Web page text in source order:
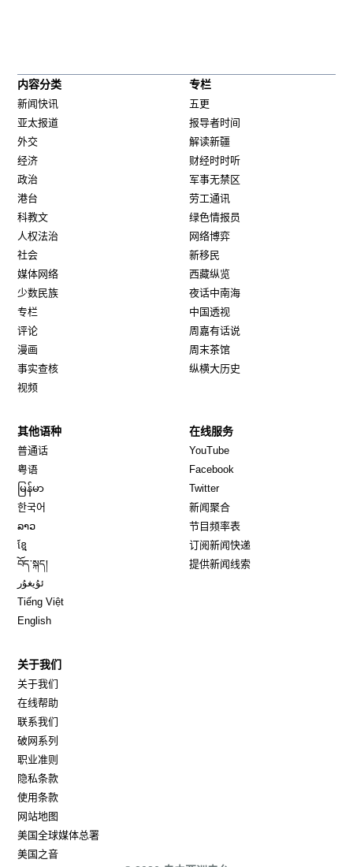
内容分类
新闻快讯
亚太报道
外交
经济
政治
港台
科教文
人权法治
社会
媒体网络
少数民族
专栏
评论
漫画
事实查核
视频
专栏
五更
报导者时间
解读新疆
财经时时听
军事无禁区
劳工通讯
绿色情报员
网络博弈
新移民
西藏纵览
夜话中南海
中国透视
周嘉有话说
周末茶馆
纵横大历史
其他语种
普通话
粤语
မြန်မာ
한국어
ລາວ
ខ្មែ
བོད་སྐད།
ئۇيغۇر
Tiếng Việt
English
在线服务
YouTube
Facebook
TwitterOpens in new window
新闻聚合
节目频率表
订阅新闻快递
提供新闻线索
关于我们
关于我们
在线帮助
联系我们
破网系列
职业准则
隐私条款
使用条款
网站地图
美国全球媒体总署
美国之音